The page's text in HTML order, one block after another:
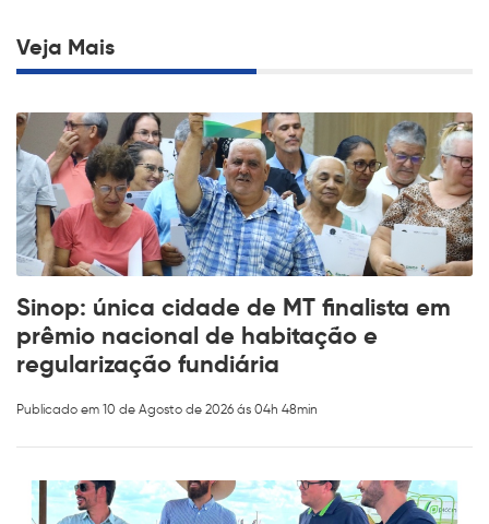
Veja Mais
Sinop: única cidade de MT finalista em
prêmio nacional de habitação e
regularização fundiária
Publicado em 10 de Agosto de 2026 ás 04h 48min